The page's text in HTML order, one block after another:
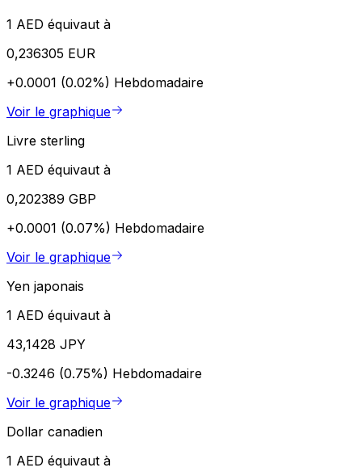
1 AED équivaut à
0,236305 EUR
+0.0001 (0.02%) Hebdomadaire
Voir le graphique
Livre sterling
1 AED équivaut à
0,202389 GBP
+0.0001 (0.07%) Hebdomadaire
Voir le graphique
Yen japonais
1 AED équivaut à
43,1428 JPY
-0.3246 (0.75%) Hebdomadaire
Voir le graphique
Dollar canadien
1 AED équivaut à